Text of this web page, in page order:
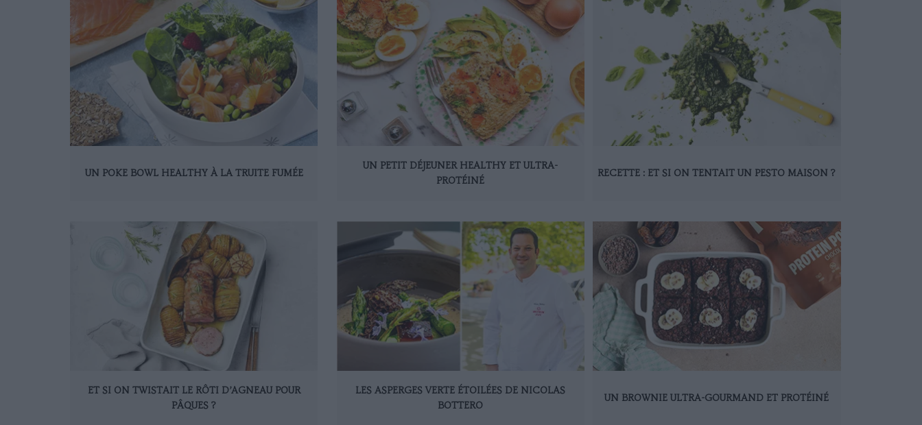
UN POKE BOWL HEALTHY À LA TRUITE FUMÉE
UN PETIT DÉJEUNER HEALTHY ET ULTRA-
PROTÉINÉ
RECETTE : ET SI ON TENTAIT UN PESTO MAISON ?
ET SI ON TWISTAIT LE RÔTI D’AGNEAU POUR
PÂQUES ?
LES ASPERGES VERTE ÉTOILÉES DE NICOLAS
BOTTERO
UN BROWNIE ULTRA-GOURMAND ET PROTÉINÉ